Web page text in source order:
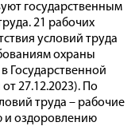
государственным
21 рабочих
условий труда
охраны
Государственной
27.12.2023). По
труда – рабочие
и оздоровлению